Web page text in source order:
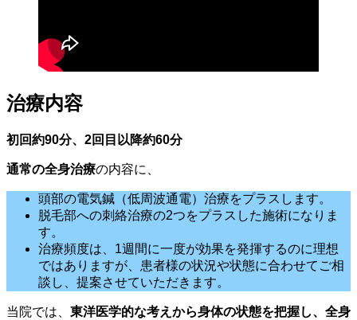
治療内容
初回約90分、2回目以降約60分
通常の全身治療の内容に、
頭部の電気鍼（低周波通電）治療をプラスします。
脱毛部への刺絡治療の2つをプラスした施術になりま
す。
治療頻度は、1週間に一度が効果を発揮するのに理想
ではありますが、患者様の状況や状態に合わせてご相
談し、提案させていただきます。
当院では、 東洋医学的な考えから身体の状態を把握し、全身